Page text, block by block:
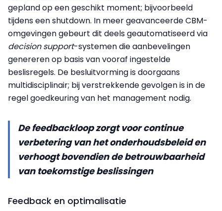
gepland op een geschikt moment; bijvoorbeeld
tijdens een shutdown. In meer geavanceerde CBM-
omgevingen gebeurt dit deels geautomatiseerd via
decision support-systemen die aanbevelingen
genereren op basis van vooraf ingestelde
beslisregels. De besluitvorming is doorgaans
multidisciplinair; bij verstrekkende gevolgen is in de
regel goedkeuring van het management nodig.
De feedbackloop zorgt voor continue
verbetering van het onderhoudsbeleid en
verhoogt bovendien de betrouwbaarheid
van toekomstige beslissingen
Feedback en optimalisatie